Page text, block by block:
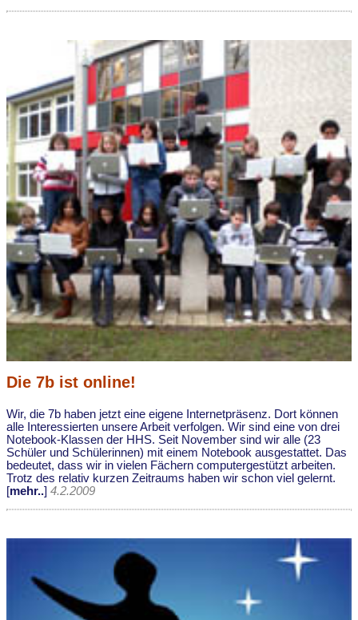
Die 7b ist online!
Wir, die 7b haben jetzt eine eigene Internetpräsenz. Dort können
alle Interessierten unsere Arbeit verfolgen. Wir sind eine von drei
Notebook-Klassen der HHS. Seit November sind wir alle (23
Schüler und Schülerinnen) mit einem Notebook ausgestattet. Das
bedeutet, dass wir in vielen Fächern computergestützt arbeiten.
Trotz des relativ kurzen Zeitraums haben wir schon viel gelernt.
[mehr..] 4.2.2009